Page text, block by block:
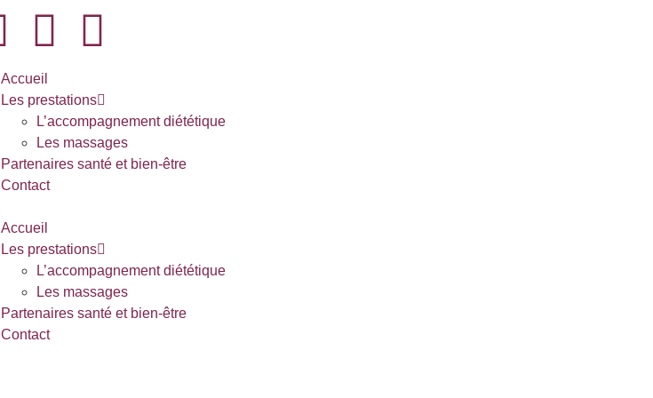
Accueil
Les prestations
L’accompagnement diététique
Les massages
Partenaires santé et bien-être
Contact
Accueil
Les prestations
L’accompagnement diététique
Les massages
Partenaires santé et bien-être
Contact